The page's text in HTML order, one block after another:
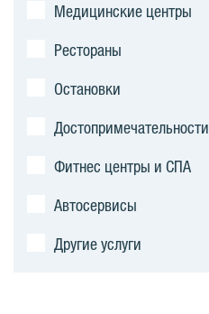
Медицинские центры
Рестораны
Остановки
Достопримечательности
Фитнес центры и СПА
Автосервисы
Другие услуги